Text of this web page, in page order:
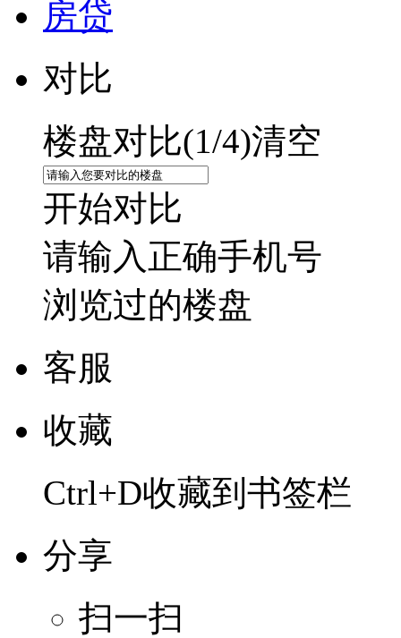
房贷
对比
楼盘对比(1/4)清空
开始对比
请输入正确手机号
浏览过的楼盘
客服
收藏
Ctrl+D收藏到书签栏
分享
扫一扫